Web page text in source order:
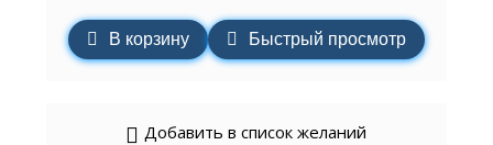
В корзину Быстрый просмотр
Добавить в список желаний